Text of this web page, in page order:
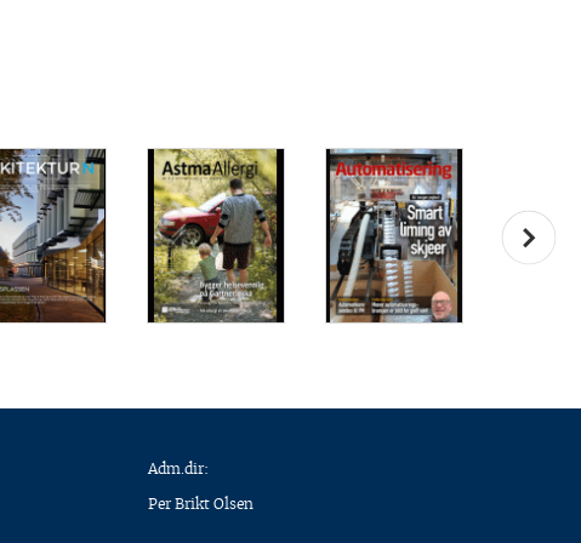
Adm.dir:
Per Brikt Olsen